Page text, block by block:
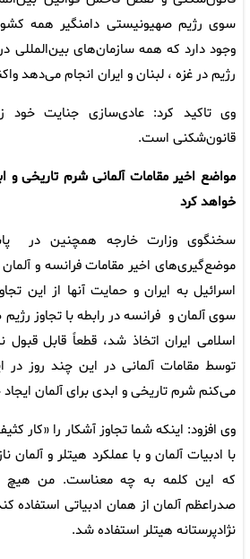
سوی رژیم صهیونیستی دامنگیر همه
وجود دارد که همه سازمان‌های بین‌المللی
رژیم در غزه ، لبنان و ایران انجام می‌دهد
وی تاکید کرد: عادی‌سازی جنایت خود
قانون‌شکنی است.
مواضع اخیر مقامات آلمانی شرم تاریخی و
خواهد کرد
سخنگوی وزارت خارجه همچنین در
موضع‌گیری‌های اخیر مقامات فرانسه و آلمان
اسرائیل به ایران و حمایت آنها از این
سوی آلمان و فرانسه در رابطه با تجاوز
اسلامی ایران اتخاذ شد، قطعاً قابل
توسط مقامات آلمانی در این چند روز در
می‌کنم شرم تاریخی و ابدی برای آلمان
وی افزود: اینکه شما تجاوز آشکار را «کار
با ادبیات آلمان و با عملکرد هیتلر و
که این کلمه به چه معناست. من هیچ
صدراعظم آلمان از همان ادبیاتی استفاده
نژادپرستانه هیتلر استفاده شد.